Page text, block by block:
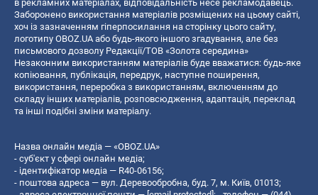
в рекламних матеріалах, відповідальність несе рекламодавець.
Заборонено використання матеріалів розміщених на цьому сайті,
хоч із зазначенням гіперпосилання на сторінку цього сайту,
логотипу OBOZ.UA або будь-якого іншого згадування, але без
письмового дозволу Редакції/ТОВ «Золота середина»
Незаконним використанням матеріалів буде вважатися: будь-яке
копiювання, публiкацiя, передрук, наступне поширення,
використання, переробка з використанням, включенням до
складу інших матеріалів, розповсюдження, адаптація, переклад
та інші подібні зміни матеріалу.
Назва онлайн медіа — «OBOZ.UA»
- суб'єкт у сфері онлайн медіа;
- ідентифікатор медіа — R40-06156;
- поштова адреса — вул. Деревообробна, буд. 7, м. Київ, 01013;